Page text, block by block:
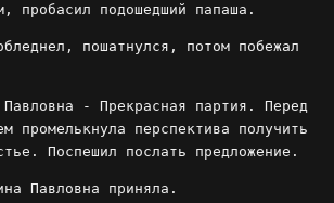
пробасил подошедший папаша.
пошатнулся, потом побежал
- Прекрасная партия. Перед
промелькнула перспектива получить
Поспешил послать предложение.
Павловна приняла.